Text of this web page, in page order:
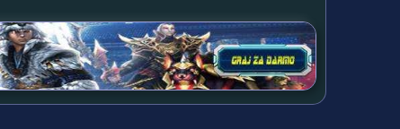
W serwisie od
2015-10-14
Lokalizacja:
Status:własna firma
WWW:https://ski-jumps.pl/
Gram w:Delirium ;)
Ulubione gatunki:mmorpg, strategiczne, inne